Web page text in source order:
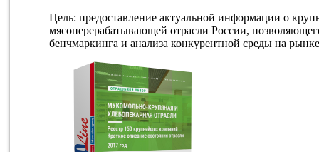
Цель: предоставление актуальной информации о
мясоперерабатывающей отрасли России,
бенчмаркинга и анализа конкурентной среды на